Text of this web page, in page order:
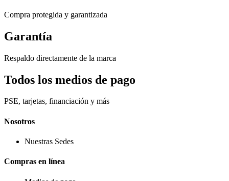
Compra protegida y garantizada
Garantía
Respaldo directamente de la marca
Todos los medios de pago
PSE, tarjetas, financiación y más
Nosotros
Nuestras Sedes
Compras en línea